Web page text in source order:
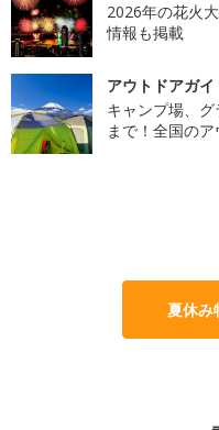
2026年の花火
情報も掲載
アウトドアガイ
キャンプ場、
まで！全国の
夏休み